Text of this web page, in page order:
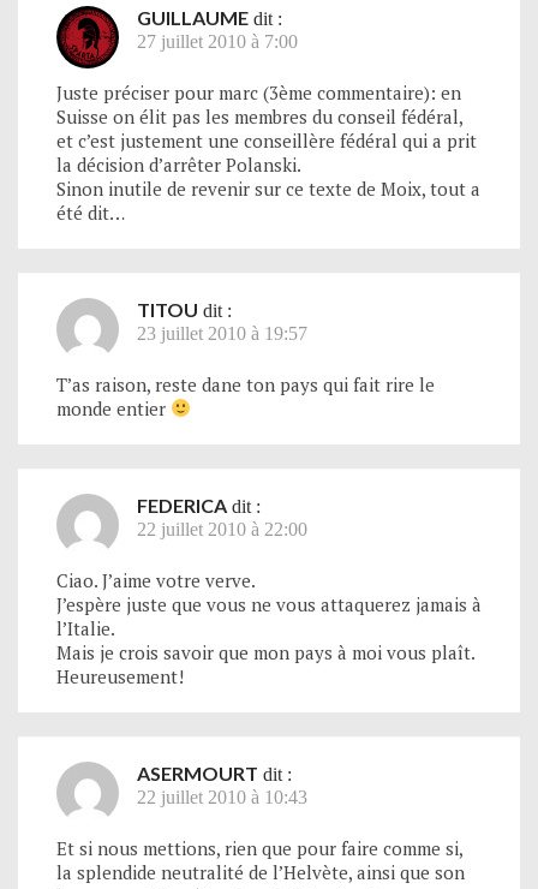
GUILLAUME dit :
27 juillet 2010 à 7:00
Juste préciser pour marc (3ème commentaire): en
Suisse on élit pas les membres du conseil fédéral,
et c’est justement une conseillère fédéral qui a prit
la décision d’arrêter Polanski.
Sinon inutile de revenir sur ce texte de Moix, tout a
été dit…
TITOU dit :
23 juillet 2010 à 19:57
T’as raison, reste dane ton pays qui fait rire le
monde entier
FEDERICA dit :
22 juillet 2010 à 22:00
Ciao. J’aime votre verve.
J’espère juste que vous ne vous attaquerez jamais à
l’Italie.
Mais je crois savoir que mon pays à moi vous plaît.
Heureusement!
ASERMOURT dit :
22 juillet 2010 à 10:43
Et si nous mettions, rien que pour faire comme si,
la splendide neutralité de l’Helvète, ainsi que son